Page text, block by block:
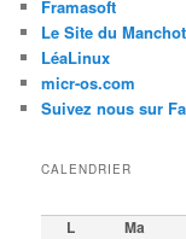
Framasoft
Le Site du Manchot
LéaLinux
micr-os.com
Suivez nous sur
CALENDRIER
L Ma